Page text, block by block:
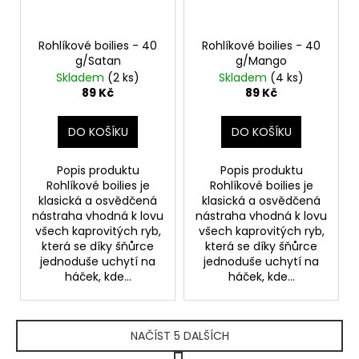
Rohlíkové boilies - 40
g/Satan
Skladem (2 ks)
89 Kč
DO KOŠÍKU
Popis produktu
Rohlíkové boilies je
klasická a osvědčená
nástraha vhodná k lovu
všech kaprovitých ryb,
která se díky šňůrce
jednoduše uchytí na
háček, kde...
Rohlíkové boilies - 40
g/Mango
Skladem (4 ks)
89 Kč
DO KOŠÍKU
Popis produktu
Rohlíkové boilies je
klasická a osvědčená
nástraha vhodná k lovu
všech kaprovitých ryb,
která se díky šňůrce
jednoduše uchytí na
háček, kde...
NAČÍST 5 DALŠÍCH